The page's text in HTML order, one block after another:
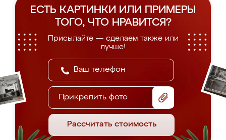
ЕСТЬ КАРТИНКИ ИЛИ ПРИМЕРЫ
ТОГО, ЧТО НРАВИТСЯ?
Присылайте — сделаем также или
лучше!
Прикрепить фото
Рассчитать стоимость